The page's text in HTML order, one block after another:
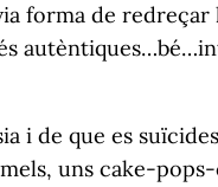
forma de
i de que es
uns cake-